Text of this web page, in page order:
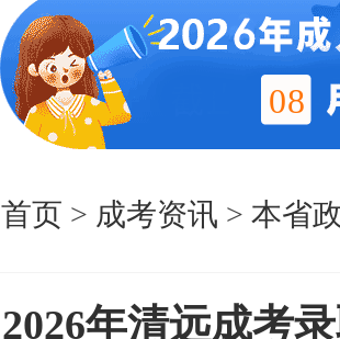
08
首页 > 成考资讯 > 本省
2026年清远成考